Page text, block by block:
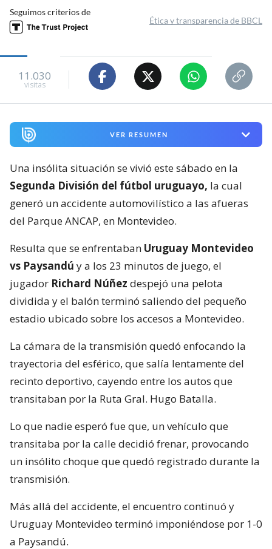
Seguimos criterios de
Ética y transparencia de BBCL
11.030
visitas
VER RESUMEN
Una insólita situación se vivió este sábado en la
Segunda División del fútbol uruguayo, la cual
generó un accidente automovilístico a las afueras
del Parque ANCAP, en Montevideo.
Resulta que se enfrentaban Uruguay Montevideo
vs Paysandú y a los 23 minutos de juego, el
jugador Richard Núñez despejó una pelota
dividida y el balón terminó saliendo del pequeño
estadio ubicado sobre los accesos a Montevideo.
La cámara de la transmisión quedó enfocando la
trayectoria del esférico, que salía lentamente del
recinto deportivo, cayendo entre los autos que
transitaban por la Ruta Gral. Hugo Batalla.
Lo que nadie esperó fue que, un vehículo que
transitaba por la calle decidió frenar, provocando
un insólito choque que quedó registrado durante la
transmisión.
Más allá del accidente, el encuentro continuó y
Uruguay Montevideo terminó imponiéndose por 1-0
a Paysandú.